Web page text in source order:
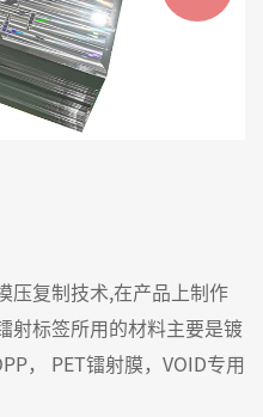
压复制技术,在产品上制作
射标签所用的材料主要是镀
， PET镭射膜，VOID专用